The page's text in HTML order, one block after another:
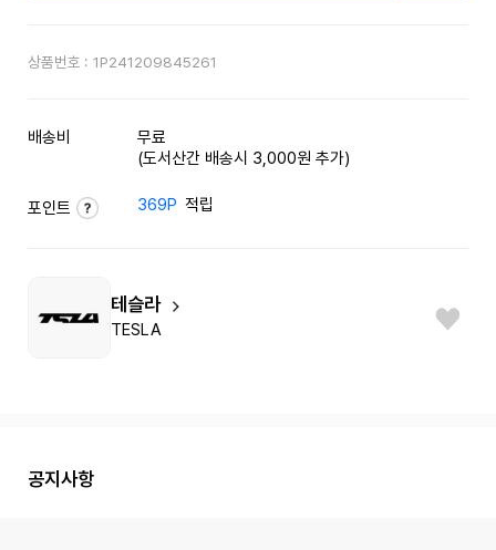
상품번호 : 1P241209845261
배송비
무료
(도서산간 배송시 3,000원 추가)
포인트 369P 적립
테슬라
TESLA
공지사항